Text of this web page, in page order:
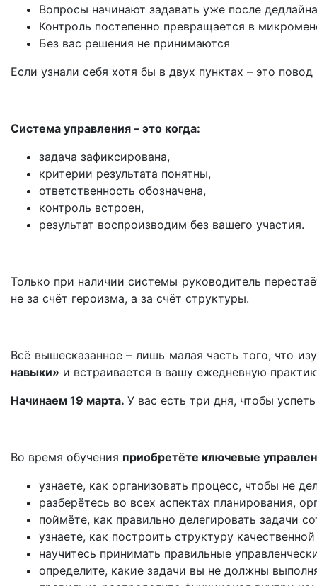
Вопросы начинают задавать уже после дедлайна
Контроль постепенно превращается в
Без вас решения не принимаются
Если узнали себя хотя бы в двух пунктах – это
Система управления – это когда:
задача зафиксирована,
критерии результата понятны,
ответственность обозначена,
контроль встроен,
результат воспроизводим без вашего участия.
Только при наличии системы руководитель
не за счёт героизма, а за счёт структуры.
Всё вышесказанное – лишь малая часть того, что
навыки» и встраивается в вашу ежедневную
Начинаем 19 марта. У вас есть три дня, чтобы
Во время обучения приобретёте ключевые
узнаете, как организовать процесс, чтобы не
разберётесь во всех аспектах планирования,
поймёте, как правильно делегировать задачи
узнаете, как построить структуру
научитесь принимать правильные
определите, какие задачи вы не должны